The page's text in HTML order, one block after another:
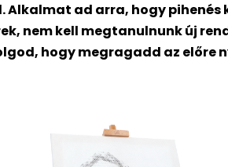
Alkalmat ad arra, hogy
nem kell megtanulnunk új
hogy megragadd az